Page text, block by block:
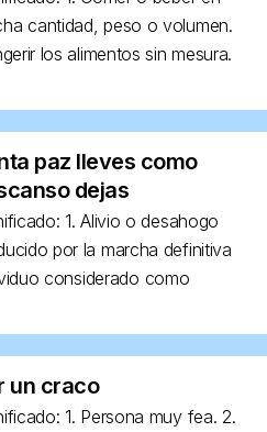
cantidad, peso o volumen.
los alimentos sin mesura.
paz lleves como
dejas
1. Alivio o desahogo
por la marcha definitiva
considerado como
un craco
1. Persona muy fea. 2.